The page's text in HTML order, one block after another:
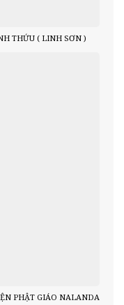
THỨU ( LINH SƠN )
PHẬT GIÁO NALANDA